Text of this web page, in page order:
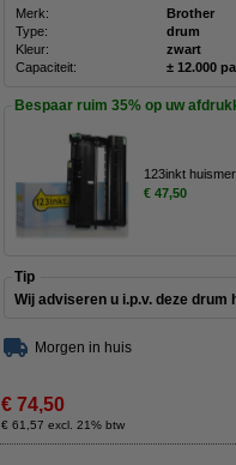
Merk: Brother
Type:
drum
Kleur:
zwart
Capaciteit:
± 12.000
Bespaar ruim 35% op uw
123inkt
€ 47,50
Tip
Wij adviseren u i.p.v. deze
Morgen in huis
€ 74,50
€ 61,57 excl. 21% btw